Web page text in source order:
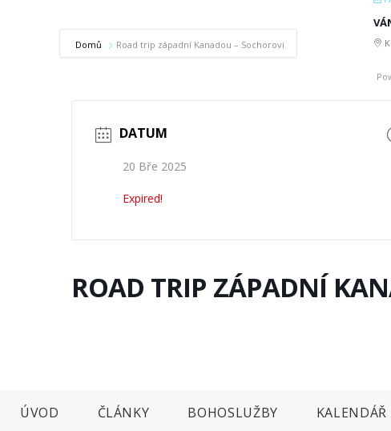
Domů Road trip západní Kanadou – Sochorovi
DATUM
20 Bře 2025
Expired!
ROAD TRIP ZÁPADNÍ
ÚVOD ČLÁNKY BOHOSLUŽBY KALENDÁŘ